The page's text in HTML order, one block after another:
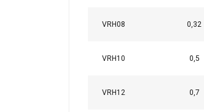
VRH08 0,32
VRH10 0,5
VRH12 0,7